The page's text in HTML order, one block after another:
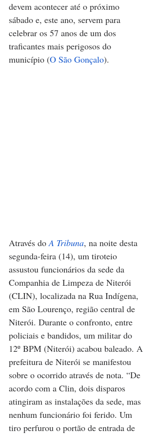
devem acontecer até o próximo
sábado e, este ano, servem para
celebrar os 57 anos de um dos
traficantes mais perigosos do
município (O São Gonçalo).
Através do A Tribuna, na noite desta
segunda-feira (14), um tiroteio
assustou funcionários da sede da
Companhia de Limpeza de Niterói
(CLIN), localizada na Rua Indígena,
em São Lourenço, região central de
Niterói. Durante o confronto, entre
policiais e bandidos, um militar do
12º BPM (Niterói) acabou baleado. A
prefeitura de Niterói se manifestou
sobre o ocorrido através de nota. “De
acordo com a Clin, dois disparos
atingiram as instalações da sede, mas
nenhum funcionário foi ferido. Um
tiro perfurou o portão de entrada de